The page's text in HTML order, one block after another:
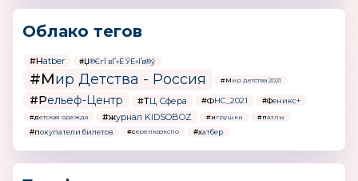
Облако тегов
#Hatber #Џ®ЄгЇ вҐ«Ё ЎЁ«Ґв®ў
#Мир Детства - Россия #Мир детства 2021
#Рельеф-Центр #ТЦ Сфера #ФНС_2021 #Феникс+
#детская одежда #журнал KIDSOBOZ #игрушки #пазлы
#покупатели билетов #скрепкаэкспо #хатбер